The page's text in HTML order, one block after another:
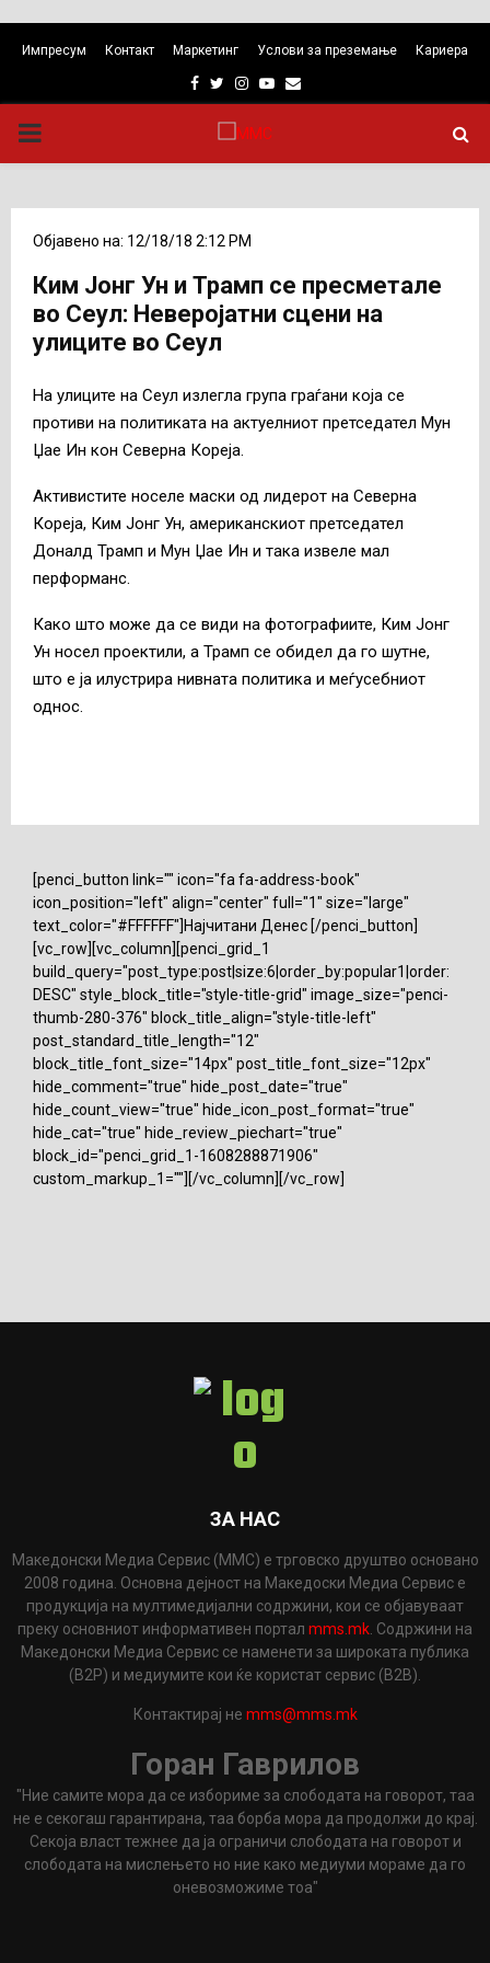
Импресум Контакт Маркетинг Услови за преземање Кариера
Facebook
TwitterInstagram
Youtube
Email
PRIMARY
Објавено на: 12/18/18 2:12 PM
Ким Јонг Ун и Трамп се пресметале
во Сеул: Неверојатни сцени на
улиците во Сеул
На улиците на Сеул излегла група граѓани која се
противи на политиката на актуелниот претседател Мун
Џае Ин кон Северна Кореја.
Активистите носеле маски од лидерот на Северна
Кореја, Ким Јонг Ун, американскиот претседател
Доналд Трамп и Мун Џае Ин и така извеле мал
перформанс.
Како што може да се види на фотографиите, Ким Јонг
Ун носел проектили, а Трамп се обидел да го шутне,
што е ја илустрира нивната политика и меѓусебниот
однос.
[penci_button link="" icon="fa fa-address-book"
icon_position="left" align="center" full="1" size="large"
text_color="#FFFFFF"]Најчитани Денес [/penci_button]
[vc_row][vc_column][penci_grid_1
build_query="post_type:post|size:6|order_by:popular1|order:
DESC" style_block_title="style-title-grid" image_size="penci-
thumb-280-376" block_title_align="style-title-left"
post_standard_title_length="12"
block_title_font_size="14px" post_title_font_size="12px"
hide_comment="true" hide_post_date="true"
hide_count_view="true" hide_icon_post_format="true"
hide_cat="true" hide_review_piechart="true"
block_id="penci_grid_1-1608288871906"
custom_markup_1=""][/vc_column][/vc_row]
ЗА НАС
Македонски Медиа Сервис (ММС) е трговско друштво основано
2008 година. Основна дејност на Македоски Медиа Сервис е
продукција на мултимедијални содржини, кои се објавуваат
преку основниот информативен портал mms.mk . Содржини на
Македонски Медиа Сервис се наменети за широката публика
(B2P) и медиумите кои ќе користат сервис (B2B).
Контактирај не mms@mms.mk
Горан Гаврилов
"Ние самите мора да се избориме за слободата на говорот, таа
не е секогаш гарантирана, таа борба мора да продолжи до крај.
Секоја власт тежнее да ја ограничи слободата на говорот и
слободата на мислењето но ние како медиуми мораме да го
оневозможиме тоа"